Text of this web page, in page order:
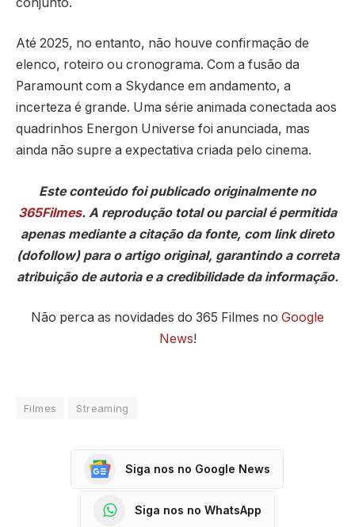
Até 2025, no entanto, não houve confirmação de
elenco, roteiro ou cronograma. Com a fusão da
Paramount com a Skydance em andamento, a
incerteza é grande. Uma série animada conectada aos
quadrinhos Energon Universe foi anunciada, mas
ainda não supre a expectativa criada pelo cinema.
Este conteúdo foi publicado originalmente no
365Filmes. A reprodução total ou parcial é permitida
apenas mediante a citação da fonte, com link direto
(dofollow) para o artigo original, garantindo a correta
atribuição de autoria e a credibilidade da informação.
Não perca as novidades do 365 Filmes no Google
News!
Filmes Streaming
Siga nos no Google News
Siga nos no WhatsApp